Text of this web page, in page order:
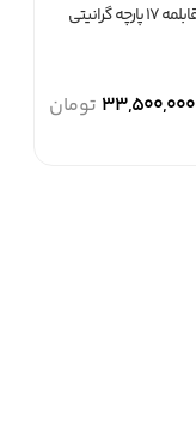
سرویس قابلمه ۱۷ پارچه گرانیتی
33,500,000 تومان